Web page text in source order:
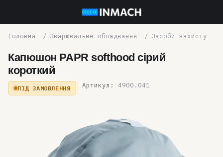
Зварювальне обладнання Засоби захисту
Капюшон PAPR softhood сірий
короткий
ПІД ЗАМОВЛЕННЯ Артикул: 4900.041